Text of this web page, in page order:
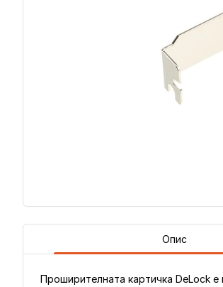
Опис
Проширителната картичка DeLock